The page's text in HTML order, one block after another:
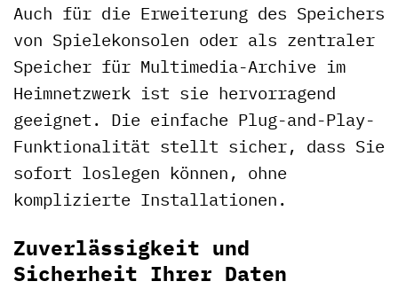
Auch für die Erweiterung des Speichers
von Spielekonsolen oder als zentraler
Speicher für Multimedia-Archive im
Heimnetzwerk ist sie hervorragend
geeignet. Die einfache Plug-and-Play-
Funktionalität stellt sicher, dass Sie
sofort loslegen können, ohne
komplizierte Installationen.
Zuverlässigkeit und
Sicherheit Ihrer Daten